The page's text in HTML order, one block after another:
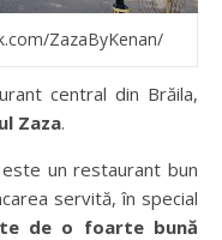
ZazaByKenan/
Zaza.
un restaurant bun
servită, în special
de o foarte bună